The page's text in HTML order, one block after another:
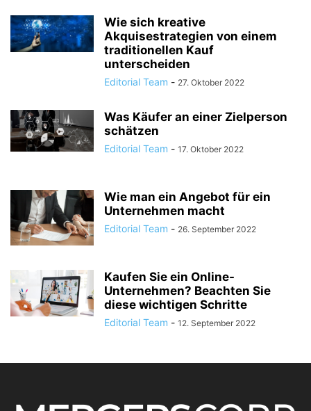
Wie sich kreative
Akquisestrategien von einem
traditionellen Kauf
unterscheiden
Editorial Team - 27. Oktober 2022
Was Käufer an einer Zielperson
schätzen
Editorial Team - 17. Oktober 2022
Wie man ein Angebot für ein
Unternehmen macht
Editorial Team - 26. September 2022
Kaufen Sie ein Online-
Unternehmen? Beachten Sie
diese wichtigen Schritte
Editorial Team - 12. September 2022